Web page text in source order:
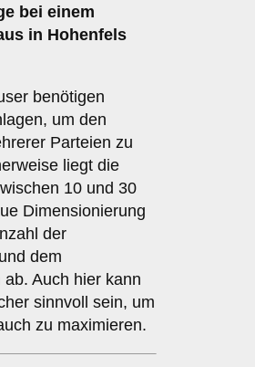
bei einem
in Hohenfels
benötigen
um den
Parteien zu
liegt die
10 und 30
Dimensionierung
der
dem
Auch hier kann
sinnvoll sein, um
zu maximieren.